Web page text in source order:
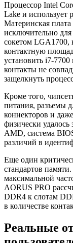
Процессор Intel
Lake и использует
Материнская
исключительно
сокетом LGA1700,
контактную
установить i7-
контакты не
защелкнуть
Кроме того,
питания, разъемы
коннекторов и
физически удалось
AMD, система
различий в
Еще один
стандартов
максимальной
AORUS PRO
DDR4 к слотам
в количестве
Реальные